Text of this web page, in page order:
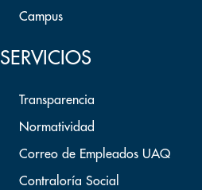
Campus
SERVICIOS
Transparencia
Normatividad
Correo de Empleados UAQ
Contraloría Social